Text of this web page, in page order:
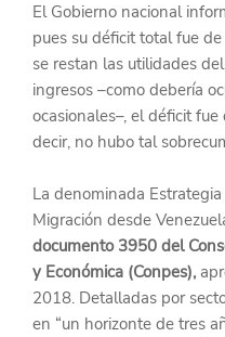
El Gobierno nacional
pues su déficit total fue
se restan las utilidades
ingresos –como debería
ocasionales–, el déficit
decir, no hubo tal
La denominada
Migración desde
documento 3950 del
y Económica (Conpes),
2018. Detalladas por
en “un horizonte de tres